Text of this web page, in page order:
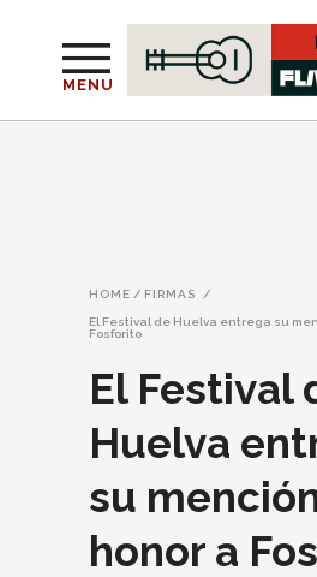
MENU
HOME / FIRMAS /
El Festival de Huelva entrega su
Fosforito
El Festival
Huelva
su
honor a